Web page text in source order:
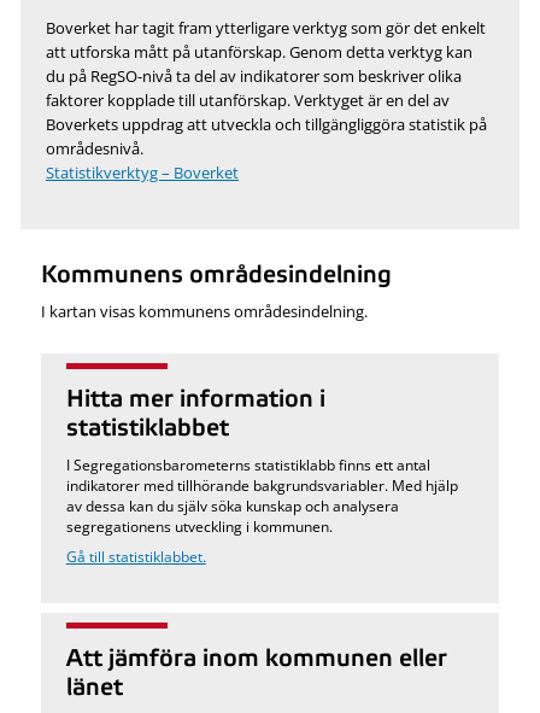
Boverket har tagit fram ytterligare verktyg som gör det enkelt
att utforska mått på utanförskap. Genom detta verktyg kan
du på RegSO-nivå ta del av indikatorer som beskriver olika
faktorer kopplade till utanförskap. Verktyget är en del av
Boverkets uppdrag att utveckla och tillgängliggöra statistik på
områdesnivå.
Statistikverktyg – Boverket
Kommunens områdesindelning
I kartan visas kommunens områdesindelning.
Hitta mer information i
statistiklabbet
I Segregationsbarometerns statistiklabb finns ett antal
indikatorer med tillhörande bakgrundsvariabler. Med hjälp
av dessa kan du själv söka kunskap och analysera
segregationens utveckling i kommunen.
Gå till statistiklabbet.
Att jämföra inom kommunen eller
länet